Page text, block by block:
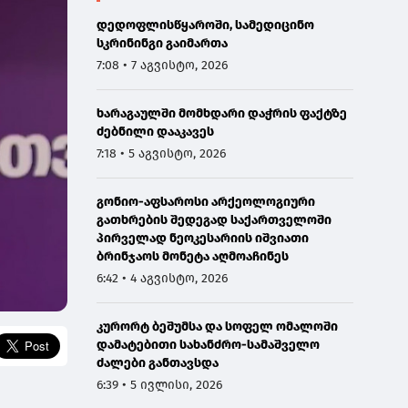
დედოფლისწყაროში, სამედიცინო
სკრინინგი გაიმართა
7:08 • 7 აგვისტო, 2026
ხარაგაულში მომხდარი დაჭრის ფაქტზე
ძებნილი დააკავეს
7:18 • 5 აგვისტო, 2026
გონიო-აფსაროსი არქეოლოგიური
გათხრების შედეგად საქართველოში
პირველად ნეოკესარიის იშვიათი
ბრინჯაოს მონეტა აღმოაჩინეს
6:42 • 4 აგვისტო, 2026
კურორტ ბეშუმსა და სოფელ ომალოში
დამატებითი სახანძრო-სამაშველო
ძალები განთავსდა
6:39 • 5 ივლისი, 2026